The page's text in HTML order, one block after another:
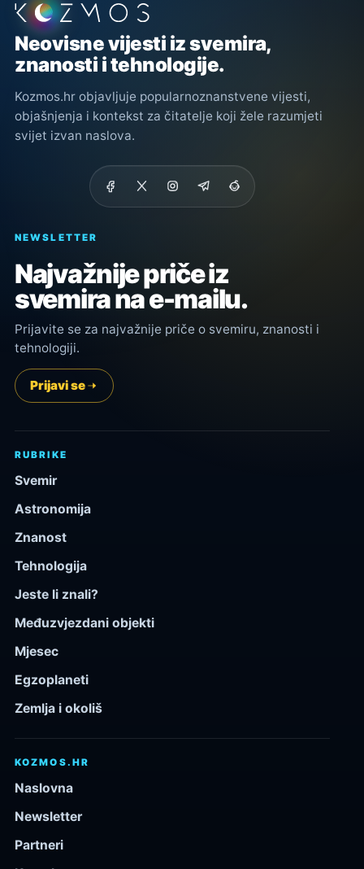
Podnožje stranice
Neovisne vijesti iz svemira,
znanosti i tehnologije.
Kozmos.hr objavljuje popularnoznanstvene vijesti,
objašnjenja i kontekst za čitatelje koji žele razumjeti
svijet izvan naslova.
NEWSLETTER
Najvažnije priče iz
svemira na e-mailu.
Prijavite se za najvažnije priče o svemiru, znanosti i
tehnologiji.
Prijavi se
RUBRIKE
Svemir
Astronomija
Znanost
Tehnologija
Jeste li znali?
Međuzvjezdani objekti
Mjesec
Egzoplaneti
Zemlja i okoliš
KOZMOS.HR
Naslovna
Newsletter
Partneri